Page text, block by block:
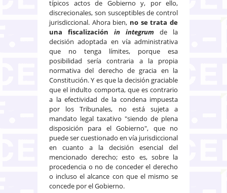
típicos actos de Gobierno y, por ello,
discrecionales, son susceptibles de control
jurisdiccional. Ahora bien, no se trata de
una fiscalización in integrum de la
decisión adoptada en vía administrativa
que no tenga límites, porque esa
posibilidad sería contraria a la propia
normativa del derecho de gracia en la
Constitución. Y es que la decisión graciable
que el indulto comporta, que es contrario
a la efectividad de la condena impuesta
por los Tribunales, no está sujeta a
mandato legal taxativo "siendo de plena
disposición para el Gobierno", que no
puede ser cuestionado en vía jurisdiccional
en cuanto a la decisión esencial del
mencionado derecho; esto es, sobre la
procedencia o no de conceder el derecho
o incluso el alcance con que el mismo se
concede por el Gobierno.